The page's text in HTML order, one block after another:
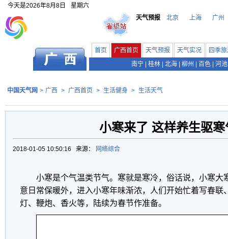
今天是2026年8月8日
星期六
天气预报
北京 上海 广州
首页 广西首页 天气预报 天气实况
四季
南宁
桂林 北海 柳州 百色 河池
中国天气网 > 广西 > 广西首页 > 生活健身 > 生活天气
小寒来了 这样养生驱寒
2018-01-05 10:50:16 来源： 网络综合
小寒是个气温类节气。寒就是寒冷，俗话说，小寒大
意日常保暖外，进入小寒年味渐浓，人们开始忙着写春联
灯、鞭炮、香火等，陆续为春节作准备。